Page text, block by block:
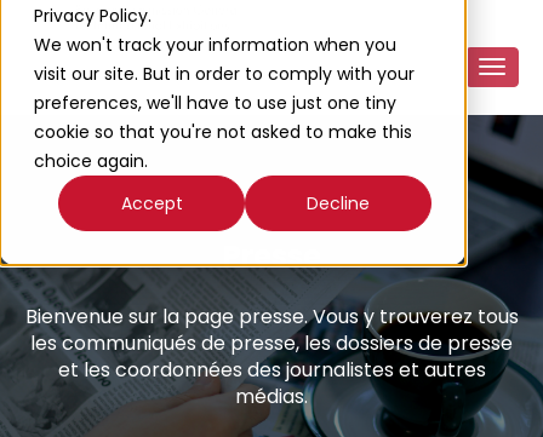
Privacy Policy.
We won't track your information when you
visit our site. But in order to comply with your
preferences, we'll have to use just one tiny
cookie so that you're not asked to make this
choice again.
Accept
Decline
Presse
Bienvenue sur la page presse. Vous y trouverez tous
les communiqués de presse, les dossiers de presse
et les coordonnées des journalistes et autres
médias.